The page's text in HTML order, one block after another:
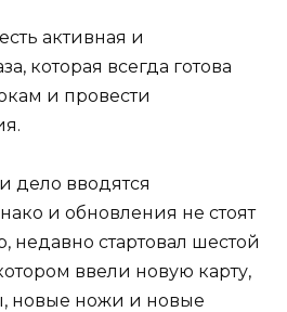
активная и
которая всегда готова
и провести
дело вводятся
и обновления не стоят
недавно стартовал шестой
ввели новую карту,
новые ножи и новые